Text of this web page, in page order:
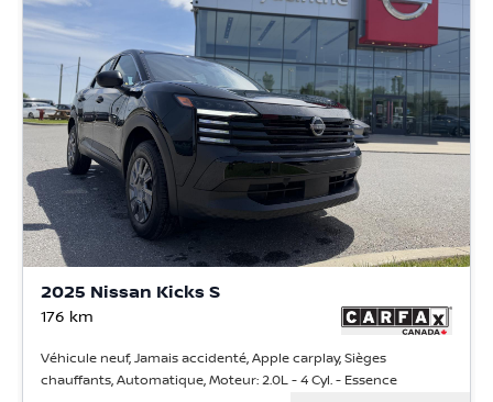
2025 Nissan Kicks S
176 km
Véhicule neuf, Jamais accidenté, Apple carplay, Sièges
chauffants, Automatique, Moteur: 2.0L - 4 Cyl. - Essence